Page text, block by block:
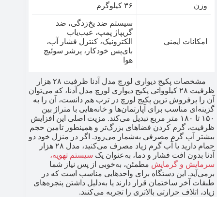
وزن ۳۶ کیلوگرم
امکانات ایمنی
سیستم ضد یخ‌زدگی، ضد
گریپاژ پمپ، عیب‌یاب
الکترونیک، کنترل فشار آب،
بای‌پس خودکار، پرشر سوئیچ
هوا
مشخصات پکیج دیواری لورچ مدل آدنا ظرفیت ۲۸ هزار
ظرفیت ۲۸ کیلوواتی پکیج دیواری لورچ مدل آدنا، که می‌توان
آن را پرفروش ترین پکیج لورچ​ در ترب هم دانست، آن را به
گزینه‌ای مناسب برای آپارتمان‌ها و خانه‌هایی با متراژ بین
۱۵۰ تا ۱۸۰ متر مربع تبدیل می‌کند. مزیت اصلی این افزایش
ظرفیت، گرم کردن فضاهای بزرگ‌تر و همینطور تامین حجم
بیشتر آب گرم مصرفی به‌شمار می‌رود. اگر در منزل خود دو
حمام دارید یا آب گرم زیاد مصرف می‌کنید، مدل ۲۸ هزار
آدنا بدون افت فشار و دما، به‌عنوان یک سیستم تهویه،
سرمایش و گرمایش مطمئن، به‌خوبی از پس نیاز شما
برمی‌آید. این دستگاه برای واحدهایی مناسب است که در
طبقات آخر ساختمان قرار دارند یا به‌دلیل داشتن پنجره‌های
زیاد، اتلاف حرارتی بالاتری را تجربه می‌کنند.